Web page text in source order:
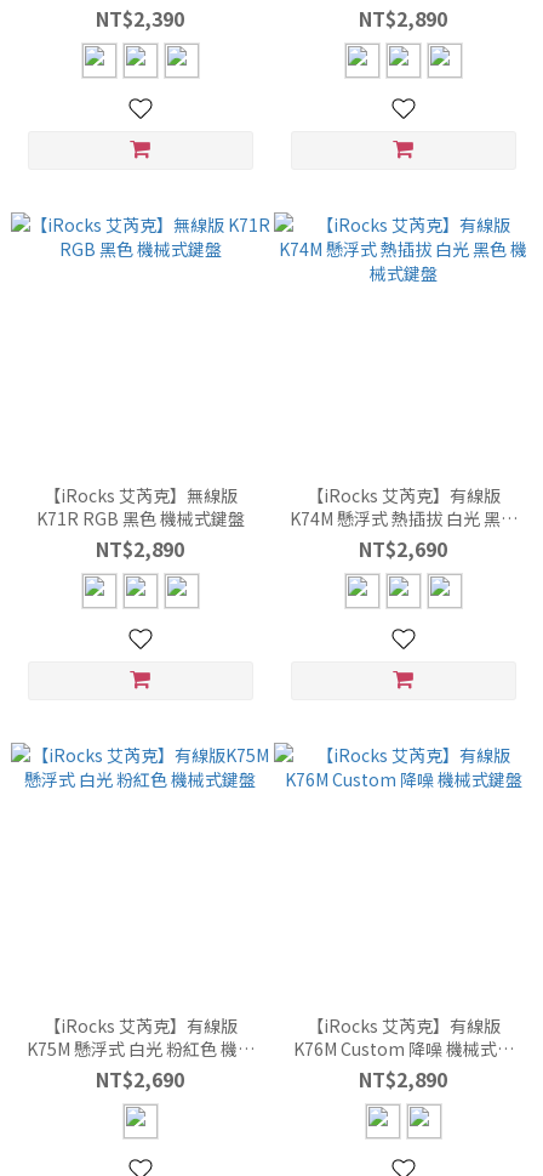
NT$2,390 NT$2,890
【iRocks 艾芮克】無線版
K71R RGB 黑色 機械式鍵盤
NT$2,890
【iRocks 艾芮克】有線版
K74M 懸浮式 熱插拔 白光 黑色
機械式鍵盤
NT$2,690
【iRocks 艾芮克】有線版
K75M 懸浮式 白光 粉紅色 機械
式鍵盤
NT$2,690
【iRocks 艾芮克】有線版
K76M Custom 降噪 機械式鍵
盤
NT$2,890